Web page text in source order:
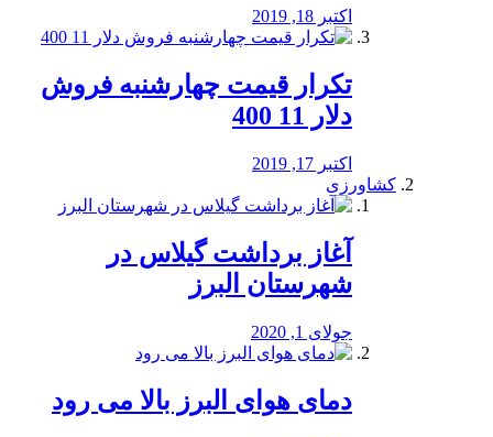
اکتبر 18, 2019
تکرار قیمت چهارشنبه فروش
دلار 11 400
اکتبر 17, 2019
کشاورزی
آغاز برداشت گیلاس در
شهرستان البرز
جولای 1, 2020
دمای هوای البرز بالا می رود